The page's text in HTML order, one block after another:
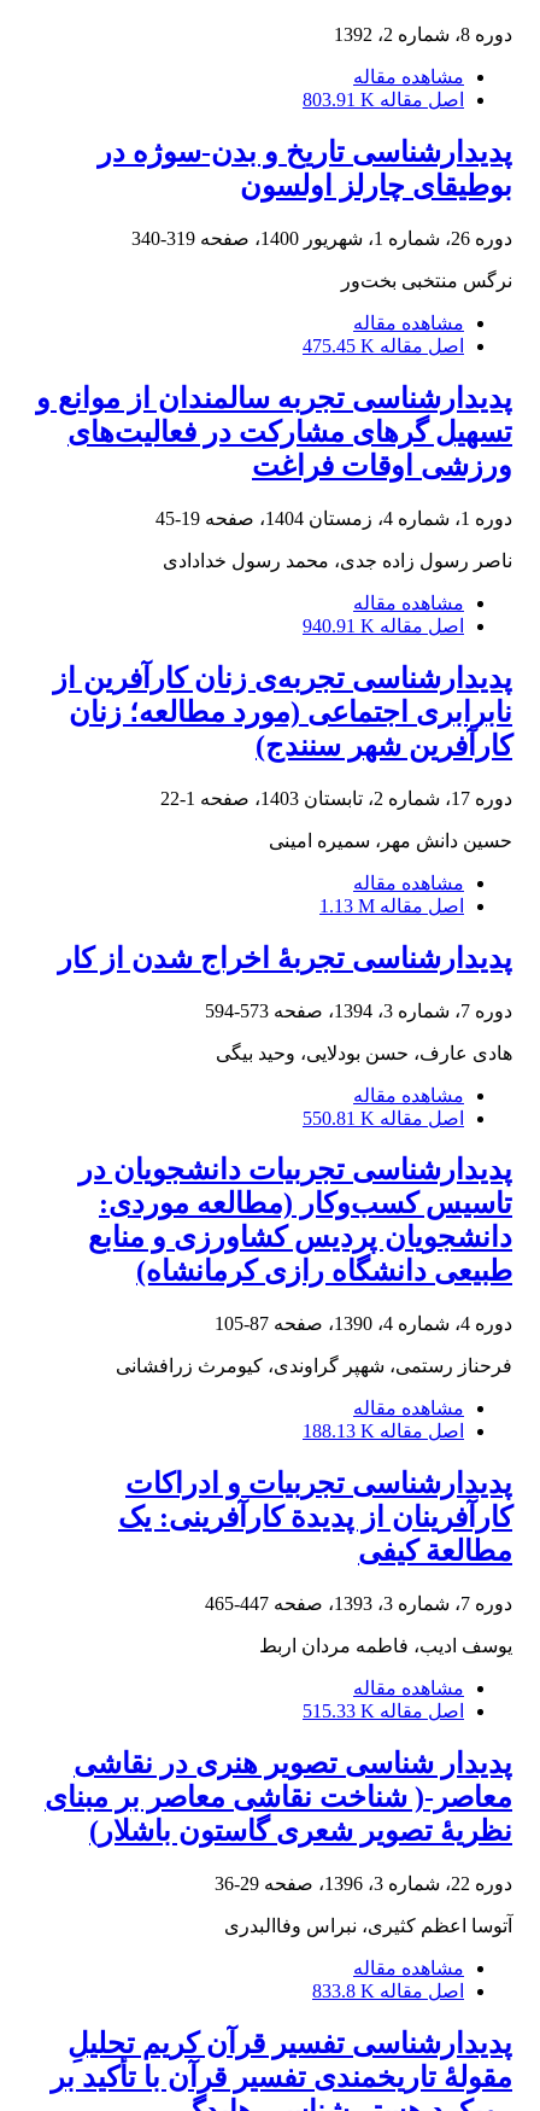
دوره 8، شماره 2، 1392
مشاهده مقاله
اصل مقاله 803.91 K
پدیدارشناسی تاریخ و بدن-سوژه در
بوطیقای چارلز اولسون
دوره 26، شماره 1، شهریور 1400، صفحه 319-340
نرگس منتخبی بخت‌ور
مشاهده مقاله
اصل مقاله 475.45 K
پدیدارشناسی تجربه سالمندان از موانع و
تسهیل گرهای مشارکت در فعالیت‌های
ورزشی اوقات فراغت
دوره 1، شماره 4، زمستان 1404، صفحه 19-45
ناصر رسول زاده جدی، محمد رسول خدادادی
مشاهده مقاله
اصل مقاله 940.91 K
پدیدارشناسی تجربه‌ی زنان کارآفرین از
نابرابری اجتماعی (مورد مطالعه؛ زنان
کارآفرین شهر سنندج)
دوره 17، شماره 2، تابستان 1403، صفحه 1-22
حسین دانش مهر، سمیره امینی
مشاهده مقاله
اصل مقاله 1.13 M
پدیدارشناسی تجربۀ اخراج‏ شدن از کار
دوره 7، شماره 3، 1394، صفحه 573-594
هادی عارف، حسن بودلایی، وحید بیگی
مشاهده مقاله
اصل مقاله 550.81 K
پدیدارشناسی تجربیات دانشجویان در
تاسیس کسب‌وکار (مطالعه موردی:
دانشجویان پردیس کشاورزی و منابع
طبیعی دانشگاه رازی کرمانشاه)
دوره 4، شماره 4، 1390، صفحه 87-105
فرحناز رستمی، شهپر گراوندی، کیومرث زرافشانی
مشاهده مقاله
اصل مقاله 188.13 K
پدیدارشناسی تجربیات و ادراکات
کارآفرینان از پدیدة کارآفرینی: یک
مطالعة کیفی
دوره 7، شماره 3، 1393، صفحه 447-465
یوسف ادیب، فاطمه مردان اربط
مشاهده مقاله
اصل مقاله 515.33 K
پدیدار شناسی تصویر هنری در نقاشی
معاصر-( شناخت نقاشی معاصر بر مبنای
نظریۀ تصویر شعری گاستون باشلار)
دوره 22، شماره 3، 1396، صفحه 29-36
آتوسا اعظم کثیری، نبراس وفاالبدری
مشاهده مقاله
اصل مقاله 833.8 K
پدیدارشناسی تفسیر قرآن کریم‏ تحلیلِ
مقولۀ تاریخمندی تفسیر قرآن با تأکید بر